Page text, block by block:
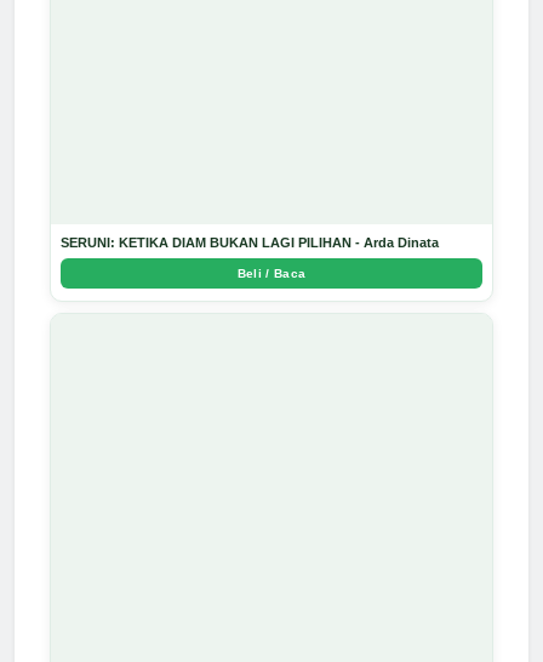
SERUNI: KETIKA DIAM BUKAN LAGI PILIHAN - Arda Dinata
Beli / Baca